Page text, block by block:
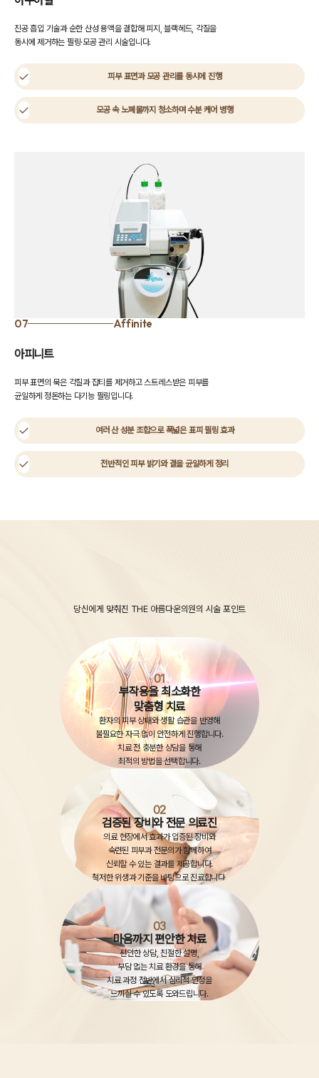
진공 흡입 기술과 순한 산성 용액을 결합해 피지, 블랙헤드, 각질을
동시에 제거하는 필링·모공 관리 시술입니다.
피부 표면과 모공 관리를 동시에 진행
모공 속 노폐물까지 청소하며 수분 케어 병행
07 Affinite
아피니트
피부 표면의 묵은 각질과 잡티를 제거하고 스트레스받은 피부를
균일하게 정돈하는 다기능 필링입니다.
여러 산 성분 조합으로 폭넓은 표피 필링 효과
전반적인 피부 밝기와 결을 균일하게 정리
The BeautifulPoints
당신에게 맞춰진 THE 아름다운의원의 시술 포인트
01
부작용을 최소화한
맞춤형 치료
환자의 피부 상태와 생활 습관을 반영해
불필요한 자극 없이 안전하게 진행합니다.
치료 전 충분한 상담을 통해
최적의 방법을 선택합니다.
02
검증된 장비와 전문 의료진
의료 현장에서 효과가 입증된 장비와
숙련된 피부과 전문의가 함께하여
신뢰할 수 있는 결과를 제공합니다.
철저한 위생과 기준을 바탕으로 진료합니다.
03
마음까지 편안한 치료
편안한 상담, 친절한 설명,
부담 없는 치료 환경을 통해
치료 과정 전반에서 심리적 안정을
느끼실 수 있도록 도와드립니다.